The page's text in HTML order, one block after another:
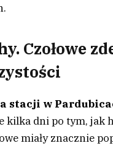
Czołowe
stacji w
kilka dni po tym, jak
miały znacznie